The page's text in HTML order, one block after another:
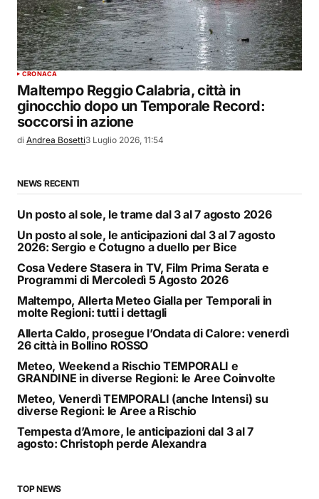
CRONACA
Maltempo Reggio Calabria, città in
ginocchio dopo un Temporale Record:
soccorsi in azione
di Andrea Bosetti3 Luglio 2026, 11:54
NEWS RECENTI
Un posto al sole, le trame dal 3 al 7 agosto 2026
Un posto al sole, le anticipazioni dal 3 al 7 agosto
2026: Sergio e Cotugno a duello per Bice
Cosa Vedere Stasera in TV, Film Prima Serata e
Programmi di Mercoledì 5 Agosto 2026
Maltempo, Allerta Meteo Gialla per Temporali in
molte Regioni: tutti i dettagli
Allerta Caldo, prosegue l’Ondata di Calore: venerdì
26 città in Bollino ROSSO
Meteo, Weekend a Rischio TEMPORALI e
GRANDINE in diverse Regioni: le Aree Coinvolte
Meteo, Venerdì TEMPORALI (anche Intensi) su
diverse Regioni: le Aree a Rischio
Tempesta d’Amore, le anticipazioni dal 3 al 7
agosto: Christoph perde Alexandra
TOP NEWS